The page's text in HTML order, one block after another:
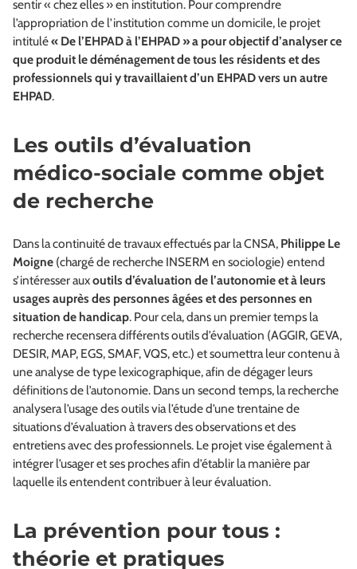
sentir « chez elles » en institution. Pour comprendre
l’appropriation de l’institution comme un domicile, le projet
intitulé« De l’EHPAD à l’EHPAD » a pour objectif d’analyser ce
que produit le déménagement de tous les résidents et des
professionnels qui y travaillaient d’un EHPAD vers un autre
EHPAD.
Les outils d’évaluation
médico-sociale comme objet
de recherche
Dans la continuité de travaux effectués par la CNSA, Philippe Le
Moigne (chargé de recherche INSERM en sociologie) entend
s’intéresser auxoutils d’évaluation de l’autonomie et à leurs
usages auprès des personnes âgées et des personnes en
situation de handicap. Pour cela, dans un premier temps la
recherche recensera différents outils d’évaluation (AGGIR, GEVA,
DESIR, MAP, EGS, SMAF, VQS, etc.) et soumettra leur contenu à
une analyse de type lexicographique, afin de dégager leurs
définitions de l’autonomie. Dans un second temps, la recherche
analysera l’usage des outils via l’étude d’une trentaine de
situations d’évaluation à travers des observations et des
entretiens avec des professionnels. Le projet vise également à
intégrer l’usager et ses proches afin d’établir la manière par
laquelle ils entendent contribuer à leur évaluation.
La prévention pour tous :
théorie et pratiques